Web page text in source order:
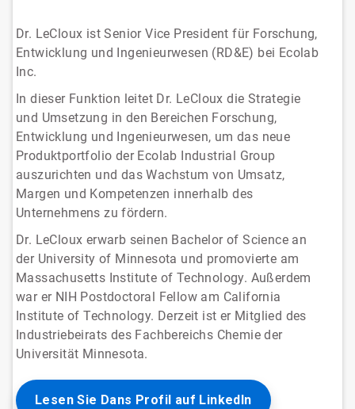
Dr. LeCloux ist Senior Vice President für Forschung,
Entwicklung und Ingenieurwesen (RD&E) bei Ecolab
Inc.
In dieser Funktion leitet Dr. LeCloux die Strategie
und Umsetzung in den Bereichen Forschung,
Entwicklung und Ingenieurwesen, um das neue
Produktportfolio der Ecolab Industrial Group
auszurichten und das Wachstum von Umsatz,
Margen und Kompetenzen innerhalb des
Unternehmens zu fördern.
Dr. LeCloux erwarb seinen Bachelor of Science an
der University of Minnesota und promovierte am
Massachusetts Institute of Technology. Außerdem
war er NIH Postdoctoral Fellow am California
Institute of Technology. Derzeit ist er Mitglied des
Industriebeirats des Fachbereichs Chemie der
Universität Minnesota.
Lesen Sie Dans Profil auf LinkedIn